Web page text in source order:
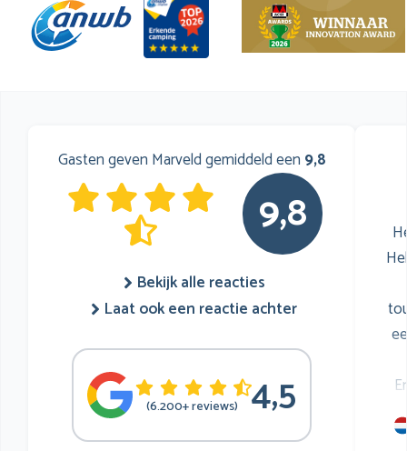
Gasten geven Marveld gemiddeld een 9,8
9,8
Bekijk alle reacties
Laat ook een reactie achter
(6.200+ reviews) 4,5